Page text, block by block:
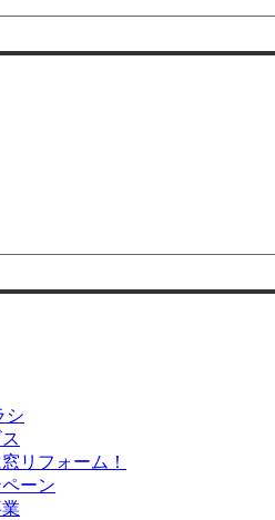
シ
リフォーム！
ーン